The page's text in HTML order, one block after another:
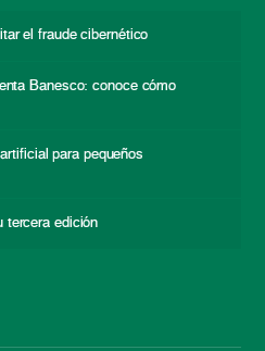
el fraude cibernético
Banesco: conoce cómo
para pequeños
tercera edición